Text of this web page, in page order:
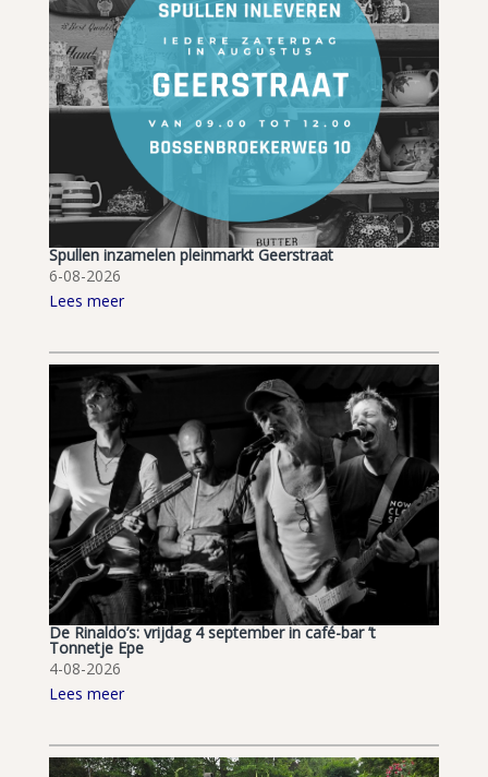
Spullen inzamelen pleinmarkt Geerstraat
6-08-2026
Lees meer
De Rinaldo’s: vrijdag 4 september in café-bar ’t
Tonnetje Epe
4-08-2026
Lees meer